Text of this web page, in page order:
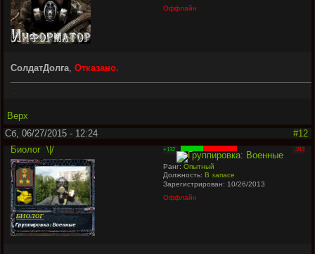
Оффлайн
СолдатДолга Отказано.
Верх
Сб, 06/27/2015 - 12:24
#12
Биолог \|/ +132 -213
Ранг:Опытный
Должность: В запасе
Зарегистрирован: 10/26/2013
Оффлайн